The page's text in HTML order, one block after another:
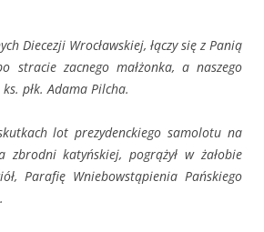
Diecezji Wrocławskiej, łączy się z Panią
stracie zacnego małżonka, a naszego
płk. Adama Pilcha.
lot prezydenckiego samolotu na
zbrodni katyńskiej, pogrążył w żałobie
Parafię Wniebowstąpienia Pańskiego